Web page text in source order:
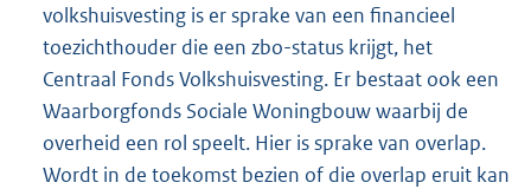
volkshuisvesting is er sprake van een financieel
toezichthouder die een zbo-status krijgt, het
Centraal Fonds Volkshuisvesting. Er bestaat ook een
Waarborgfonds Sociale Woningbouw waarbij de
overheid een rol speelt. Hier is sprake van overlap.
Wordt in de toekomst bezien of die overlap eruit kan